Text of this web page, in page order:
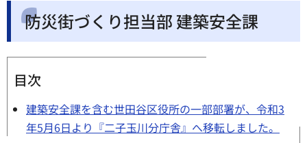
防災街づくり担当部 建築安全課
目次
建築安全課を含む世田谷区役所の一部部署が、令和3
年5月6日より『二子玉川分庁舎』へ移転しました。